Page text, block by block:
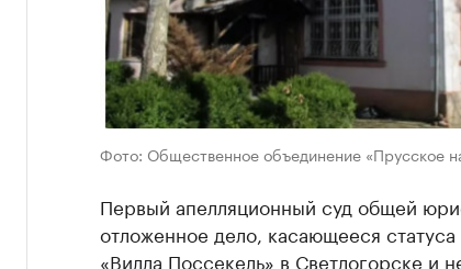
Фото: Общественное объединение «Прусское
Первый апелляционный суд общей
отложенное дело, касающееся статуса
«Вилла Поссекель» в Светлогорске и